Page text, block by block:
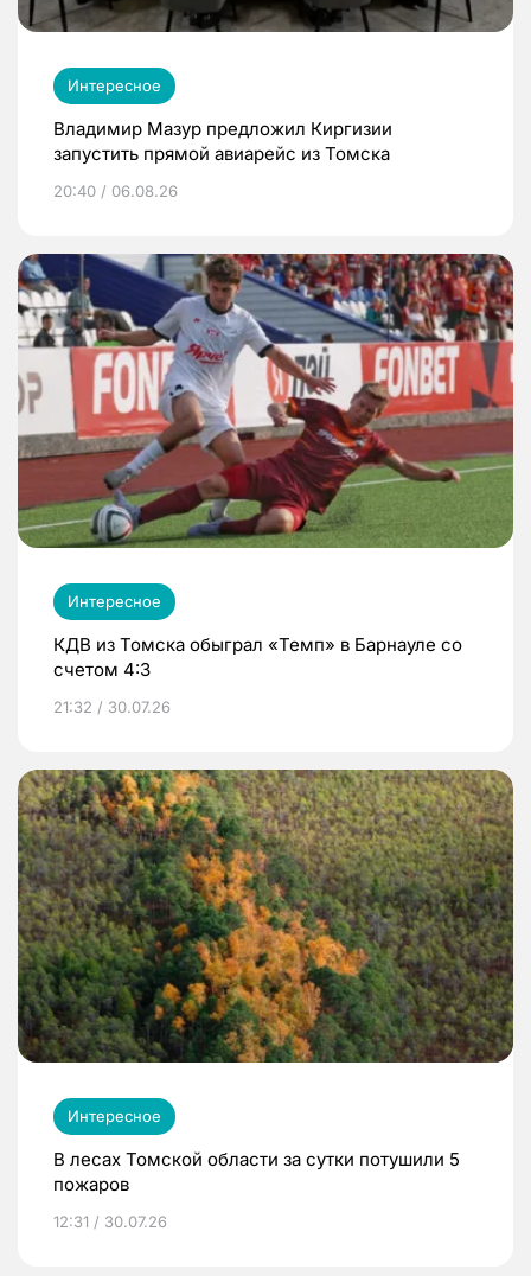
Интересное
Владимир Мазур предложил Киргизии
запустить прямой авиарейс из Томска
20:40 / 06.08.26
Интересное
КДВ из Томска обыграл «Темп» в Барнауле со
счетом 4:3
21:32 / 30.07.26
Интересное
В лесах Томской области за сутки потушили 5
пожаров
12:31 / 30.07.26